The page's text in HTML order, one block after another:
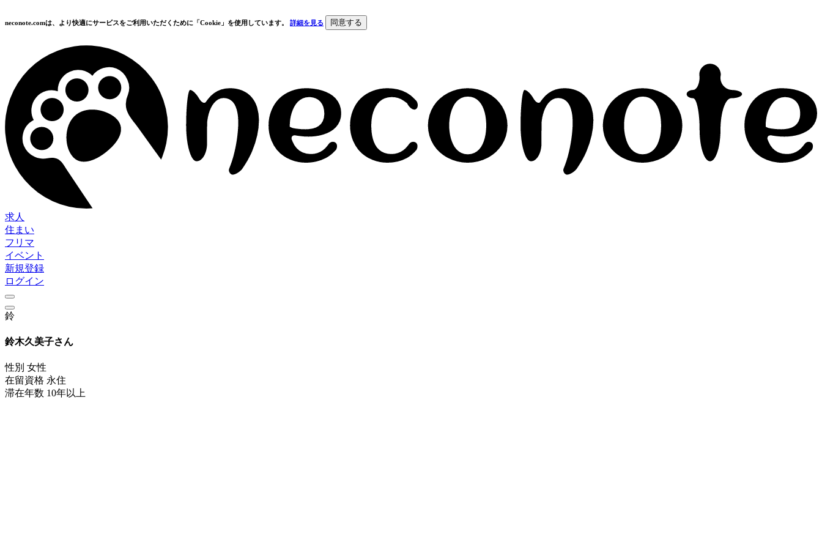
neconote.comは、より快適にサービスをご利用いただくために「Cookie」を使用しています。 詳細を見る 同意する
求人
住まい
フリマ
イベント
新規登録
ログイン
鈴
鈴木久美子さん
性別 女性
在留資格 永住
滞在年数 10年以上